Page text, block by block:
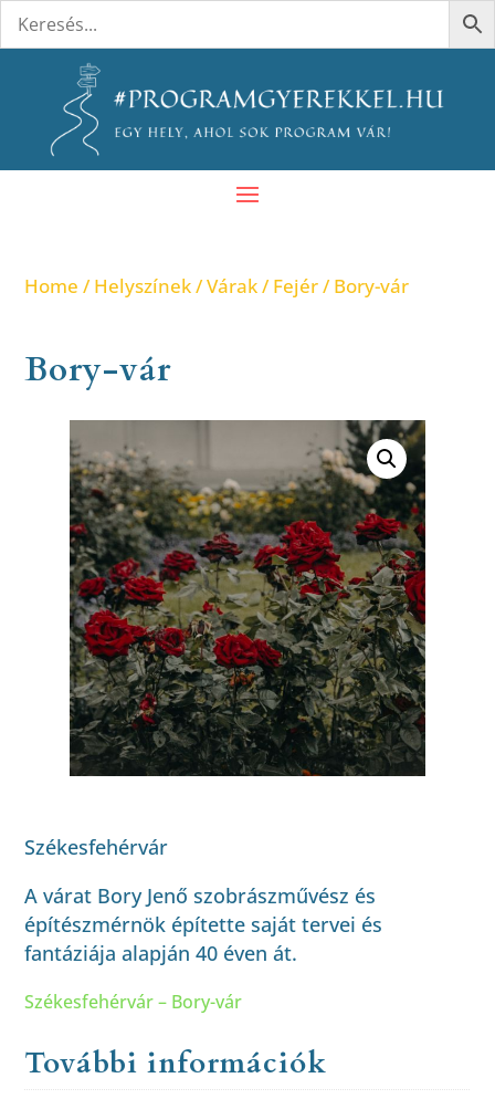
Home /Helyszínek/Várak/Fejér/ Bory-vár
Bory-vár
Székesfehérvár
A várat Bory Jenő szobrászművész és
építészmérnök építette saját tervei és
fantáziája alapján 40 éven át.
Székesfehérvár – Bory-vár
További információk